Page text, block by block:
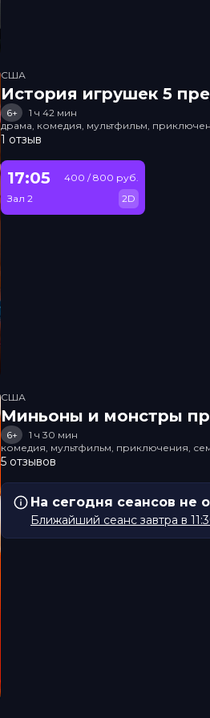
США
История игрушек 5
6+
1 ч 42 мин
драма, комедия, мультфильм,
1 отзыв
17:05
Зал 2
400 / 800 руб.
2D
США
Миньоны и монстры
6+
1 ч 30 мин
комедия, мультфильм, приключения,
5 отзывов
На сегодня сеансов не
Ближайший сеанс завтра в